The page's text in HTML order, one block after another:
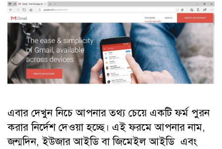
এবার দেখুন নিচে আপনার তথ্য চেয়ে একটি ফর্ম পুরন
করার নির্দেশ দেওয়া হচ্ছে। এই ফরমে আপনার নাম,
জন্মদিন, ইউজার আইডি বা জিমেইল আইডি এবং